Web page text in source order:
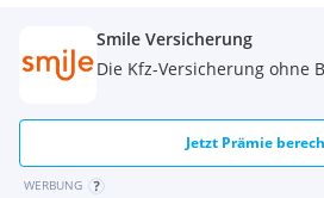
Smile Versicherung
Die Kfz-Versicherung ohne
Jetzt Prämie
WERBUNG